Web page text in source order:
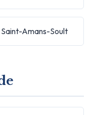
Saint-Amans-Soult